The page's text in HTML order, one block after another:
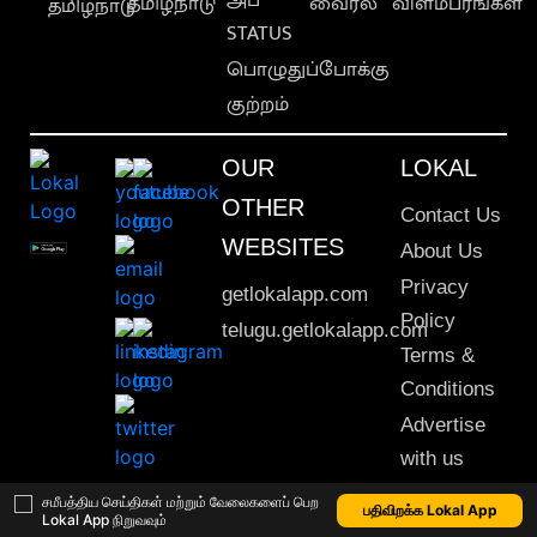
சமீபத்திய செய்திகள் மற்றும் வேலைகளைப் பெற
Lokal App நிறுவவும்
பதிவிறக்க Lokal App
STATUS
பொழுதுப்போக்கு
குற்றம்
OUR
OTHER
WEBSITES
getlokalapp.com
telugu.getlokalapp.com
LOKAL
Contact Us
About Us
Privacy
Policy
Terms &
Conditions
Advertise
with us
Sitemap
This material may not be published, transmitted, rewritten or redistributed. © 2020 Lokal App. All rights reserved.